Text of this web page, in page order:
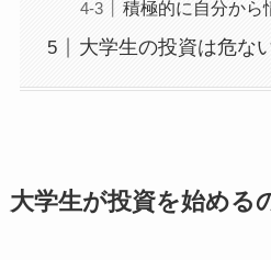
積極的に自分から
大学生の投資は危な
大学生が投資を始める